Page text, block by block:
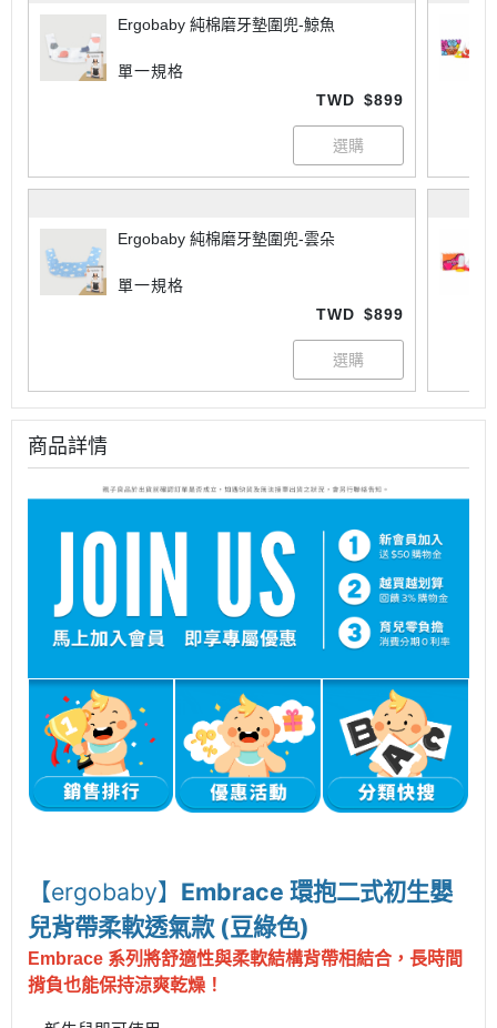
Ergobaby 純棉磨牙墊圍兜-鯨魚
單一規格
TWD $899
Ergobaby 純棉磨牙墊圍兜-雲朵
單一規格
TWD $899
商品詳情
【ergobaby】 Embrace 環抱二式初生嬰
兒背帶柔軟透氣款 (豆綠色)
Embrace 系列將舒適性與柔軟結構背帶相結合，長時間
揹負也能保持涼爽乾燥 ！